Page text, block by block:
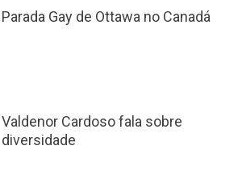
Parada Gay de Ottawa no Canadá
Valdenor Cardoso fala sobre
diversidade